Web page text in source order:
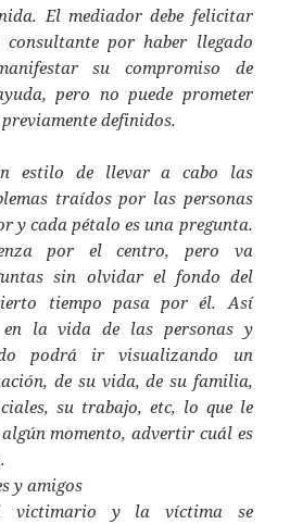
El mediador debe felicitar
por haber llegado
su compromiso de
pero no puede prometer
definidos.
estilo de llevar a cabo las
traídos por las personas
y cada pétalo es una pregunta.
por el centro, pero va
sin olvidar el fondo del
tiempo pasa por él. Así
la vida de las personas y
podrá ir visualizando un
de su vida, de su familia,
su trabajo, etc, lo que le
momento, advertir cuál es
y amigos
victimario y la víctima se